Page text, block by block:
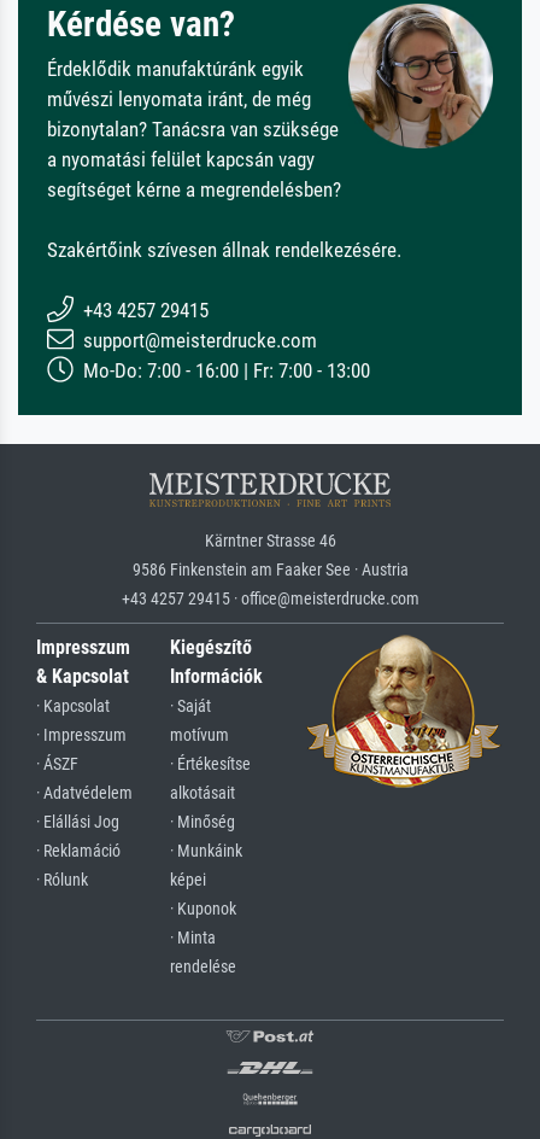
Kérdése van?
Érdeklődik manufaktúránk egyik
művészi lenyomata iránt, de még
bizonytalan? Tanácsra van szüksége
a nyomatási felület kapcsán vagy
segítséget kérne a megrendelésben?
Szakértőink szívesen állnak rendelkezésére.
+43 4257 29415
support@meisterdrucke.com
Mo-Do: 7:00 - 16:00 | Fr: 7:00 - 13:00
Kärntner Strasse 46
9586 Finkenstein am Faaker See · Austria
+43 4257 29415 · office@meisterdrucke.com
Impresszum
& Kapcsolat
· Kapcsolat
· Impresszum
· ÁSZF
· Adatvédelem
· Elállási Jog
· Reklamáció
· Rólunk
Kiegészítő
Információk
· Saját
motívum
· Értékesítse
alkotásait
· Minőség
· Munkáink
képei
· Kuponok
· Minta
rendelése